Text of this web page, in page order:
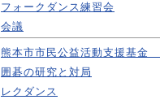
フォークダンス練習会
会議
熊本市市民公益活動支援基金
囲碁の研究と対局
レクダンス